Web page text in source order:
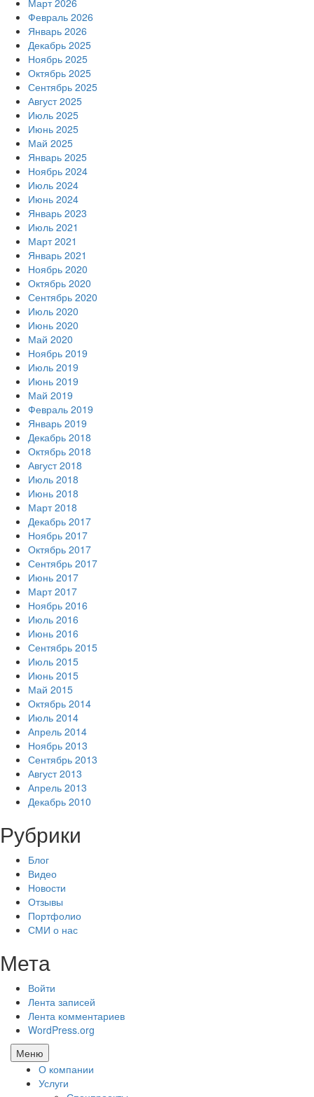
Март 2026
Февраль 2026
Январь 2026
Декабрь 2025
Ноябрь 2025
Октябрь 2025
Сентябрь 2025
Август 2025
Июль 2025
Июнь 2025
Май 2025
Январь 2025
Ноябрь 2024
Июль 2024
Июнь 2024
Январь 2023
Июль 2021
Март 2021
Январь 2021
Ноябрь 2020
Октябрь 2020
Сентябрь 2020
Июль 2020
Июнь 2020
Май 2020
Ноябрь 2019
Июль 2019
Июнь 2019
Май 2019
Февраль 2019
Январь 2019
Декабрь 2018
Октябрь 2018
Август 2018
Июль 2018
Июнь 2018
Март 2018
Декабрь 2017
Ноябрь 2017
Октябрь 2017
Сентябрь 2017
Июнь 2017
Март 2017
Ноябрь 2016
Июль 2016
Июнь 2016
Сентябрь 2015
Июль 2015
Июнь 2015
Май 2015
Октябрь 2014
Июль 2014
Апрель 2014
Ноябрь 2013
Сентябрь 2013
Август 2013
Апрель 2013
Декабрь 2010
Рубрики
Блог
Видео
Новости
Отзывы
Портфолио
СМИ о нас
Мета
Войти
Лента записей
Лента комментариев
WordPress.org
Меню
О компании
Услуги